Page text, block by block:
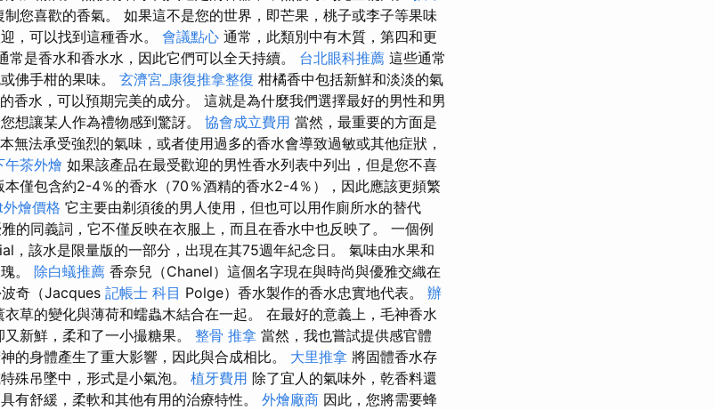
您喜歡的香氣。 如果這不是您的世界，即芒果，桃子或李子等果味
，可以找到這種香水。 會議點心 通常，此類別中有木質，第四和更
常是香水和香水水，因此它們可以全天持續。 台北眼科推薦 這些通常
佛手柑的果味。 玄濟宮_康復推拿整復 柑橘香中包括新鮮和淡淡的氣
香水，可以預期完美的成分。 這就是為什麼我們選擇最好的男性和男
想讓某人作為禮物感到驚訝。 協會成立費用 當然，最重要的方面是
無法承受強烈的氣味，或者使用過多的香水會導致過敏或其他症狀，
午茶外燴 如果該產品在最受歡迎的男性香水列表中列出，但是您不喜
僅包含約2-4％的香水（70％酒精的香水2-4％），因此應該更頻繁
燴價格 它主要由剃須後的男人使用，但也可以用作廁所水的替代
的同義詞，它不僅反映在衣服上，而且在香水中也反映了。 一個例
，該水是限量版的一部分，出現在其75週年紀念日。 氣味由水果和
。 除白蟻推薦 香奈兒（Chanel）這個名字現在與時尚與優雅交織在
波奇（Jacques 記帳士 科目 Polge）香水製作的香水忠實地代表。 辦
草的變化與薄荷和蠕蟲木結合在一起。 在最好的意義上，毛神香水
新鮮，柔和了一小撮糖果。 整骨 推拿 當然，我也嘗試提供感官體
的身體產生了重大影響，因此與合成相比。 大里推拿 將固體香水存
殊吊墜中，形式是小氣泡。 植牙費用 除了宜人的氣味外，乾香料還
有舒緩，柔軟和其他有用的治療特性。 外燴廠商 因此，您將需要蜂